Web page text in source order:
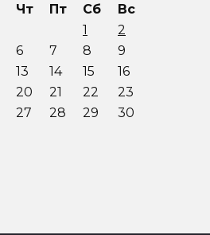
Чт Пт Сб
Вс
1
2
6 7 8
9
13 14 15
16
20 21 22
23
27 28 29
30